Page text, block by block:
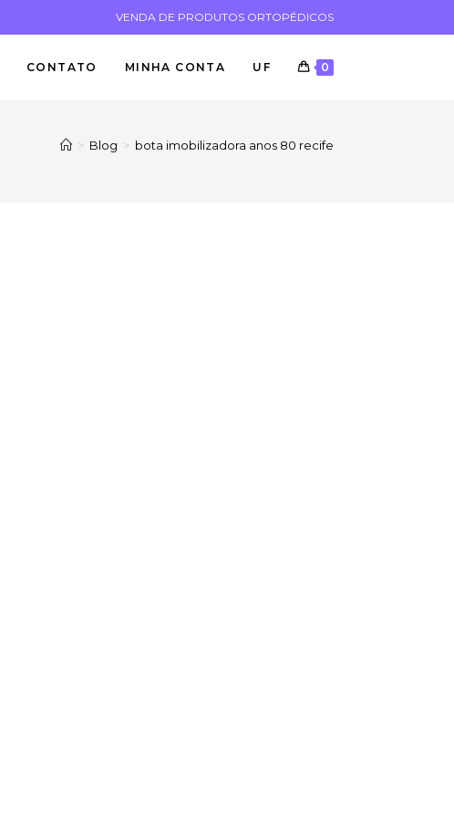
VENDA DE PRODUTOS ORTOPÉDICOS
CONTATO MINHA CONTA UF 0
> Blog > bota imobilizadora anos 80 recife